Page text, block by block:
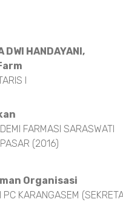
DWI HANDAYANI,
I
FARMASI SARASWATI
(2016)
Organisasi
PC KARANGASEM